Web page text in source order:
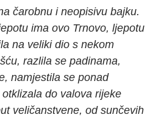
čarobnu i neopisivu bajku.
ima ovo Trnovo, ljepotu
na veliki dio s nekom
šću, razlila se padinama,
namjestila se ponad
do valova rijeke
veličanstvene, od sunčevih